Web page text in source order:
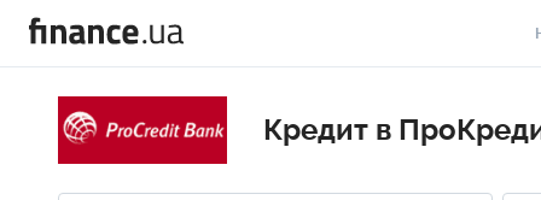
Кредит в